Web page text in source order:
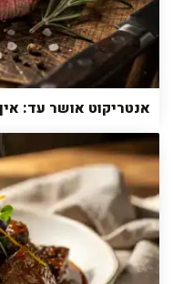
אנטריקוט אושר עד: